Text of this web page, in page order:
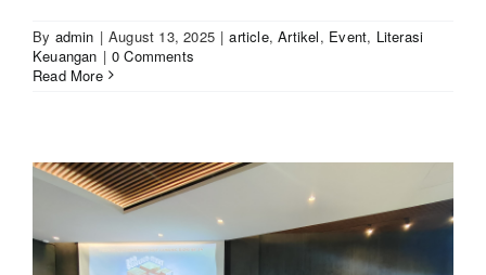
By admin | August 13, 2025 | article,Artikel, Event, Literasi
Keuangan | 0 Comments
Read More